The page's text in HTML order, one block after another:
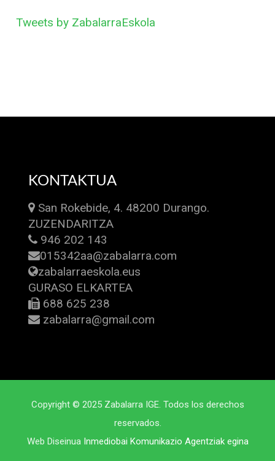
Tweets by ZabalarraEskola
KONTAKTUA
San Rokebide, 4. 48200 Durango.
ZUZENDARITZA
946 202 143
015342aa@zabalarra.com
zabalarraeskola.eus
GURASO ELKARTEA
688 625 238
zabalarra@gmail.com
Copyright © 2025 Zabalarra IGE. Todos los derechos
reservados.
Web Diseinua Inmediobai Komunikazio Agentziak egina